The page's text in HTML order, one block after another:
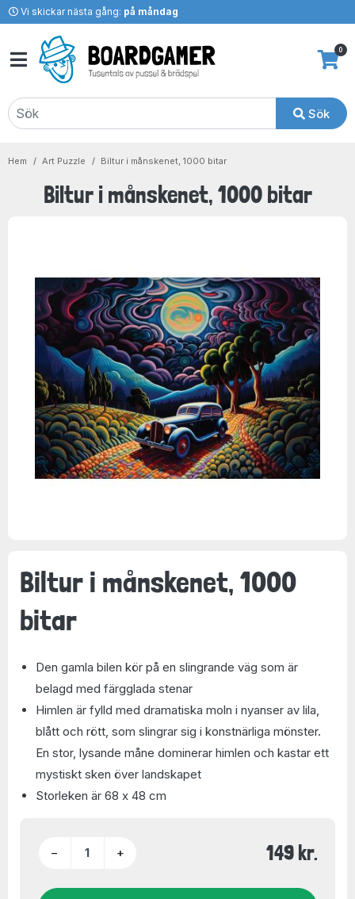
Vi skickar nästa gång: på måndag
Sök
0
Hem Art Puzzle Biltur i månskenet, 1000 bitar
Biltur i månskenet, 1000 bitar
Biltur i månskenet, 1000
bitar
Den gamla bilen kör på en slingrande väg som är
belagd med färgglada stenar
Himlen är fylld med dramatiska moln i nyanser av lila,
blått och rött, som slingrar sig i konstnärliga mönster.
En stor, lysande måne dominerar himlen och kastar ett
mystiskt sken över landskapet
Storleken är 68 x 48 cm
− + 149 kr.